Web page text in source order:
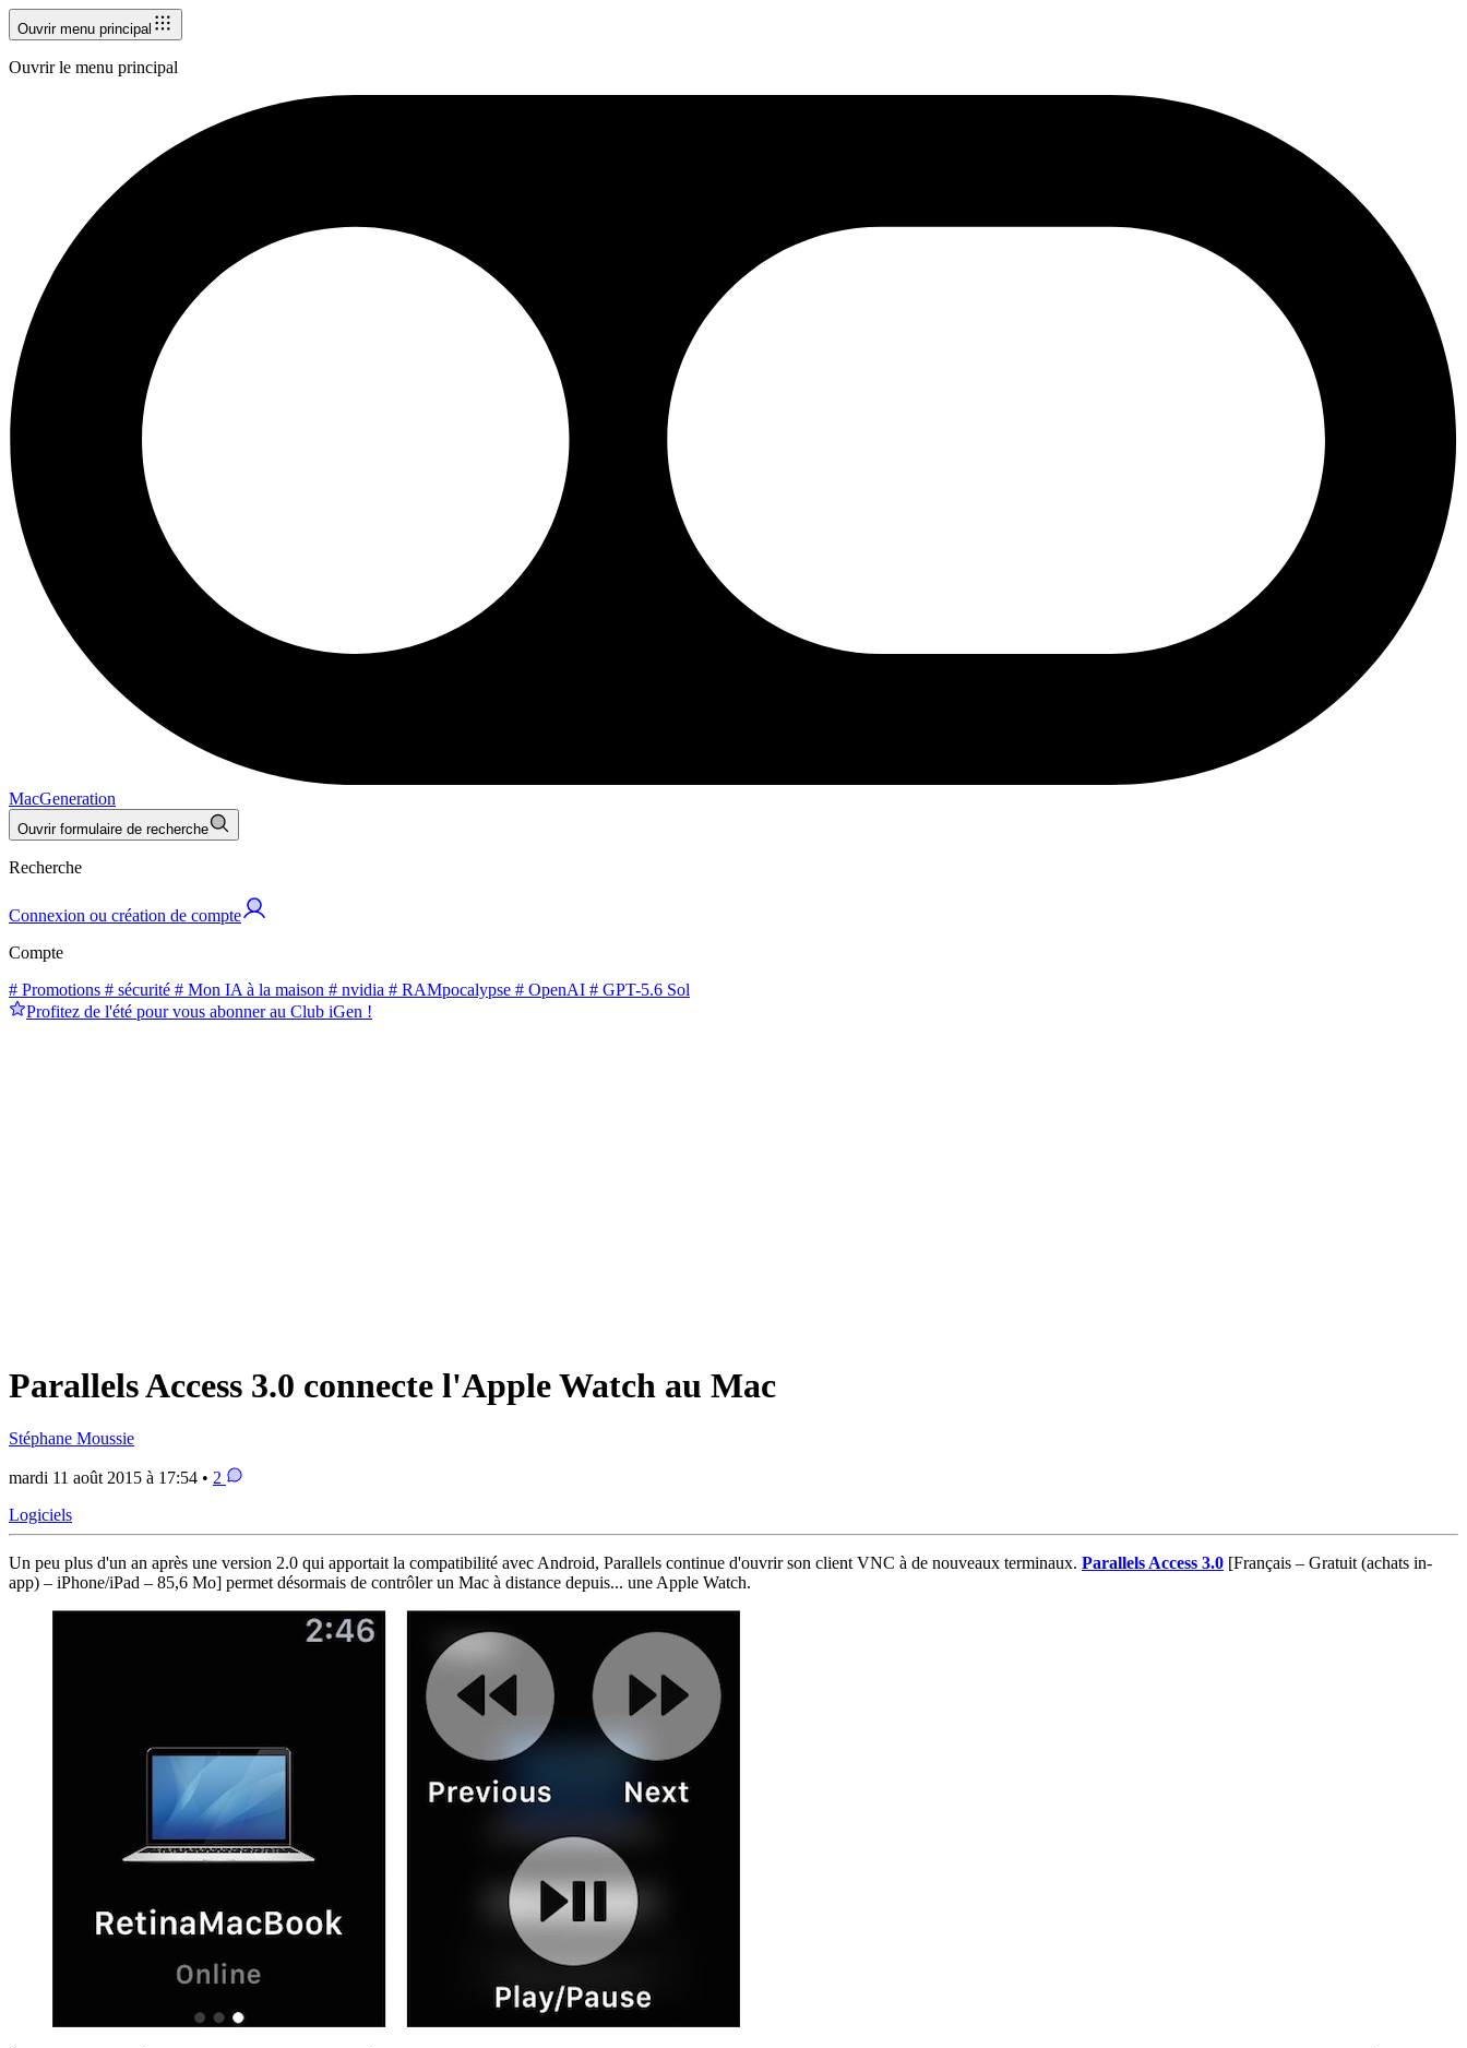
Ouvrir menu principal
Ouvrir le menu principal
MacGeneration
Ouvrir formulaire de recherche
Recherche
Connexion ou création de compte
Compte
# Promotions # sécurité # Mon IA à la maison # nvidia # RAMpocalypse # OpenAI # GPT-5.6 Sol
Profitez de l'été pour vous abonner au Club iGen !
Parallels Access 3.0 connecte l'Apple Watch au Mac
Stéphane Moussie
mardi 11 août 2015 à 17:54 • 2
Logiciels
Un peu plus d'un an après une version 2.0 qui apportait la compatibilité avec Android, Parallels continue d'ouvrir son client VNC à de nouveaux terminaux. Parallels Access 3.0 [Français – Gratuit (achats in-
app) – iPhone/iPad – 85,6 Mo] permet désormais de contrôler un Mac à distance depuis... une Apple Watch.